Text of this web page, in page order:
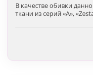
В качестве обивки
ткани из серий «A»,